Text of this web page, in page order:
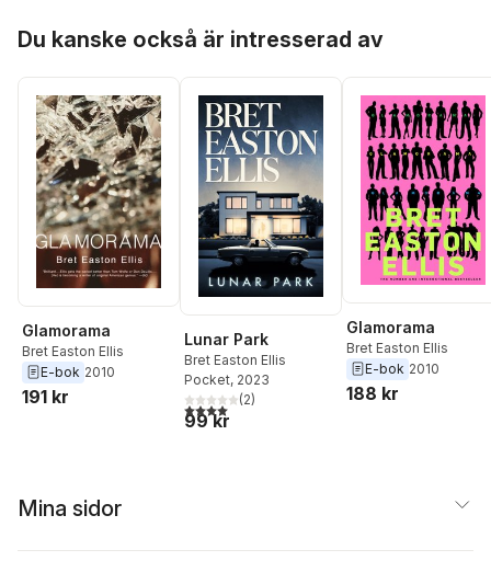
Du kanske också är intresserad av
Glamorama
Bret Easton Ellis
E-bok 2010
191 kr
Lunar Park
Bret Easton Ellis
Pocket, 2023
4,0utav 5 stjärnor. Totalt antal röster:
(2)
99 kr
Glamorama
Bret Easton Ellis
E-bok 2010
188 kr
Mina sidor